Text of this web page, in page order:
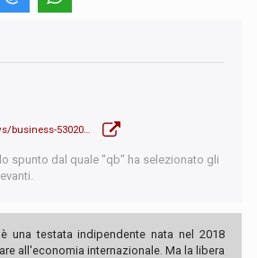
spunto dal quale "qb" ha selezionato gli
è una testata indipendente nata nel 2018
all'economia internazionale. Ma la libera